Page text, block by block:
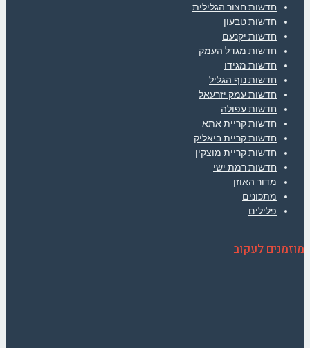
חדשות חצור הגלילית
חדשות טבעון
חדשות יקנעם
חדשות מגדל העמק
חדשות מגידו
חדשות נוף הגליל
חדשות עמק יזרעאל
חדשות עפולה
חדשות קריית אתא
חדשות קריית ביאליק
חדשות קריית מוצקין
חדשות רמת ישי
מדור האוזן
מתכונים
פלילים
מוזמנים לעקוב